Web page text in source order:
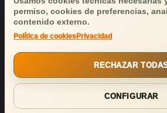
buenas noticias!
permiso, cookies de preferencias,
contenido externo.
Política de cookies Privacidad
RECHAZAR
CONFIGURAR